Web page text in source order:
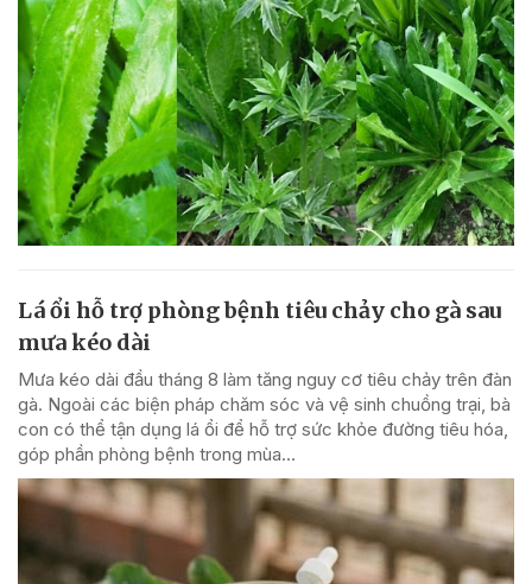
Lá ổi hỗ trợ phòng bệnh tiêu chảy cho gà sau
mưa kéo dài
Mưa kéo dài đầu tháng 8 làm tăng nguy cơ tiêu chảy trên đàn
gà. Ngoài các biện pháp chăm sóc và vệ sinh chuồng trại, bà
con có thể tận dụng lá ổi để hỗ trợ sức khỏe đường tiêu hóa,
góp phần phòng bệnh trong mùa...